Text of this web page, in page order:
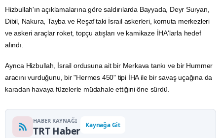
Hizbullah'ın açıklamalarına göre saldırılarda Bayyada, Deyr Suryan,
Dibil, Nakura, Tayba ve Reşaf'taki İsrail askerleri, komuta merkezleri
ve askeri araçlar roket, topçu atışları ve kamikaze İHA'larla hedef
alındı.
Ayrıca Hizbullah, İsrail ordusuna ait bir Merkava tankı ve bir Hummer
aracını vurduğunu, bir "Hermes 450" tipi İHA ile birsavaşuçağına da
karadan havaya füzelerle müdahale ettiğini öne sürdü.
HABER KAYNAĞI
TRT Haber Kaynağa Git